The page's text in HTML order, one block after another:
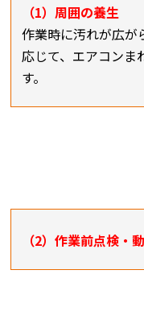
（1）周囲の養生
作業時に汚れが広が
応じて、エアコンま
す。
（2）作業前点検・